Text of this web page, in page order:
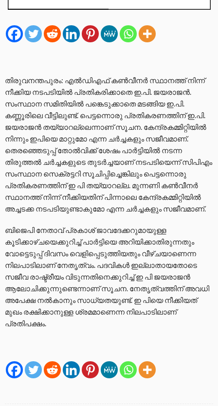
തിരുവനന്തപുരം: എൽഡിഎഫ് കൺവീനർ സ്ഥാനത്ത് നിന്ന്
നീക്കിയ നടപടിയില്‍ പ്രതികരിക്കാതെ ഇ.പി. ജയരാജൻ.
സംസ്ഥാന സമിതിയിൽ പങ്കെടുക്കാതെ മടങ്ങിയ ഇ.പി.
കണ്ണൂരിലെ വീട്ടിലുണ്ട്. പെട്ടന്നൊരു പ്രതികരണത്തിന് ഇ.പി.
ജയരാജൻ തയ്യാറല്ലെന്നാണ് സൂചന. കേന്ദ്രകമ്മിറ്റിയിൽ
നിന്നും ഇപിയെ മാറ്റുമോ എന്ന ചര്‍ച്ചകളും സജീവമാണ്.
തെരഞ്ഞെടുപ്പ് തോൽവിക്ക് ശേഷം പാർട്ടിയിൽ നടന്ന
തിരുത്തൽ ചർച്ചകളുടെ തുടര്‍ച്ചയാണ് നടപടിയെന്ന് സിപിഎം
സംസ്ഥാന സെക്രട്ടറി സൂചിപ്പിച്ചെങ്കിലും പെട്ടന്നൊരു
പ്രതികരണത്തിന് ഇ പി തയ്യാറല്ല. മുന്നണി കണ്‍വീനര്‍
സ്ഥാനത്ത് നിന്ന് നീക്കിയതിന് പിന്നാലെ കേന്ദ്രകമ്മിറ്റിയിൽ
അച്ചടക്ക നടപടിയുണ്ടാകുമോ എന്ന ചര്‍ച്ചകളും സജീവമാണ്.
ബിജെപി നേതാവ് പ്രകാശ് ജാവദേക്കറുമായുള്ള
കൂടിക്കാഴ്ചയെക്കുറിച്ച് പാർട്ടിയെ അറിയിക്കാതിരുന്നതും
വോട്ടെടുപ്പ് ദിവസം വെളിപ്പെടുത്തിയതും വീഴ്ചയാണെന്ന
നിലപാടിലാണ് നേതൃത്വം. പദവികൾ ഇല്ലാതായതോടെ
സജീവ രാഷ്ട്രീയം വിടുന്നതിനെക്കുറിച്ച് ഇ പി ജയരാജൻ
ആലോചിക്കുന്നുണ്ടെന്നാണ് സൂചന. നേതൃത്വത്തിന് അവധി
അപേക്ഷ നല്‍കാനും സാധ്യതയുണ്ട്. ഇ പിയെ നീക്കിയത്
മുഖം രക്ഷിക്കാനുള്ള ശ്രമമാണെന്ന നിലപാടിലാണ്
പ്രതിപക്ഷം.